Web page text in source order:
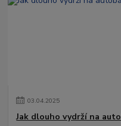
03.04.2025
Jak dlouho vydrží na